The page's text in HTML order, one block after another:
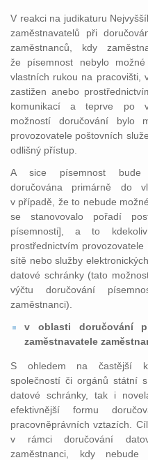
V reakci na judikaturu
zaměstnavatelů při
zaměstnanců, kdy
že písemnost nebylo
vlastních rukou na pracovišti,
zastižen anebo
komunikací a teprve po
možností doručování bylo
provozovatele poštovních
odlišný přístup.
A sice písemnost bude
doručována primárně do
v případě, že to nebude
se stanovovalo pořadí
písemnosti], a to
prostřednictvím
sítě nebo služby
datové schránky (tato
výčtu doručování
zaměstnanci).
v oblasti doručování
zaměstnavatele
S ohledem na častější
společností či orgánů státní
datové schránky, tak i
efektivnější formu
pracovněprávních vztazích.
v rámci doručování
zaměstnanci, kdy nebude